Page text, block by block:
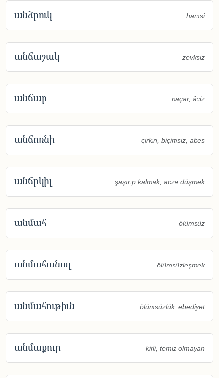
անձրուկ hamsi
անճաշակ zevksiz
անճար naçar, âciz
անճոռնի çirkin, biçimsiz, abes
անճրկիլ şaşırıp kalmak, acze düşmek
անմահ ölümsüz
անմահանալ ölümsüzleşmek
անմահութիւն ölümsüzlük, ebediyet
անմաքուր kirli, temiz olmayan